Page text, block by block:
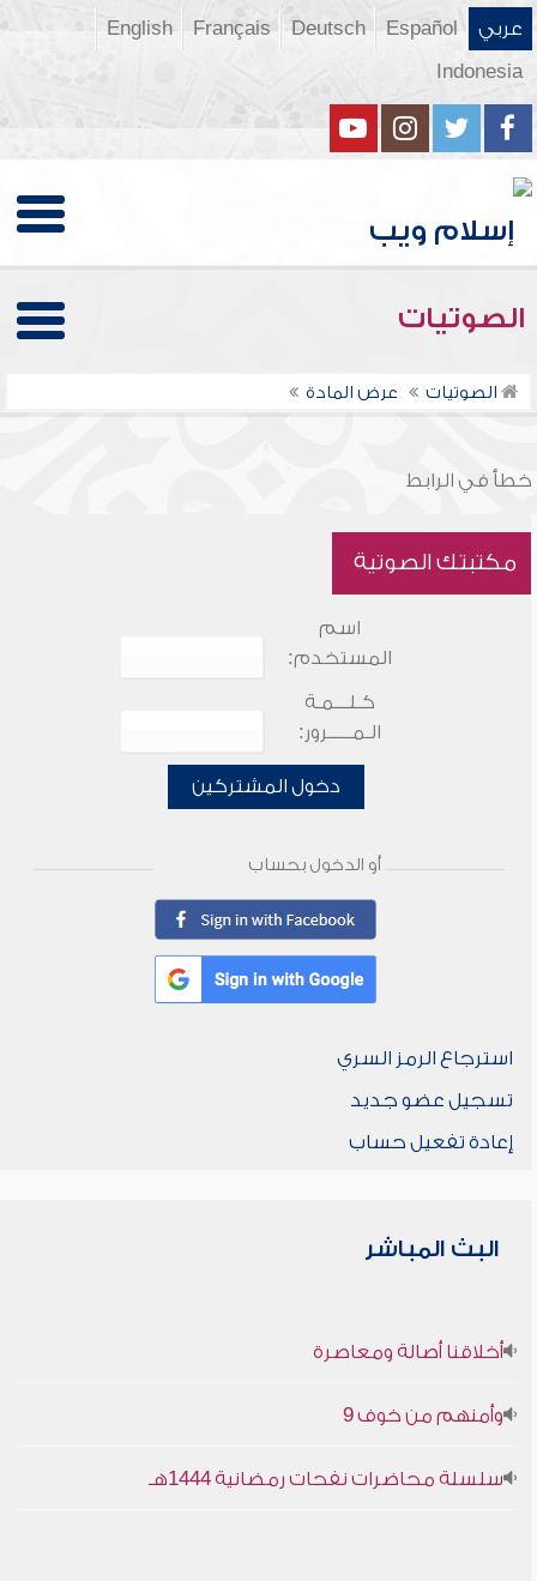
عربي Español
Deutsch
Français
English
Indonesia
الصوتيات
الصوتيات عرض المادة
خطأ في الرابط
مكتبتك الصوتية
اسم
المستخدم:
كـلـــمـة
الـمـــــرور:
دخول المشتركين
أو الدخول بحساب
استرجاع الرمز السري
تسجيل عضو جديد
إعادة تفعيل حساب
البث المباشر
أخلاقنا أصالة ومعاصرة
وأمنهم من خوف 9
سلسلة محاضرات نفحات رمضانية 1444هـ